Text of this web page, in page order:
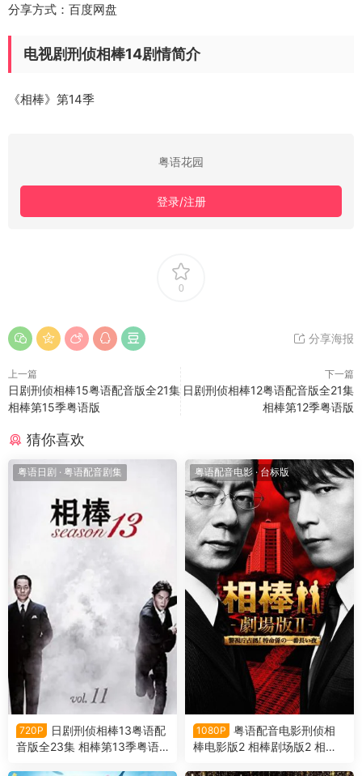
分享方式：百度网盘
电视剧刑侦相棒14剧情简介
《相棒》第14季
粤语花园
登录/注册
0
分享海报
上一篇
日剧刑侦相棒15粤语配音版全21集
相棒第15季粤语版
下一篇
日剧刑侦相棒12粤语配音版全21集
相棒第12季粤语版
猜你喜欢
粤语日剧 · 粤语配音剧集
720P
日剧刑侦相棒13粤语配
音版全23集 相棒第13季粤语
粤语配音电影 · 台标版
1080P
粤语配音电影刑侦相
棒电影版2 相棒剧场版2 相棒